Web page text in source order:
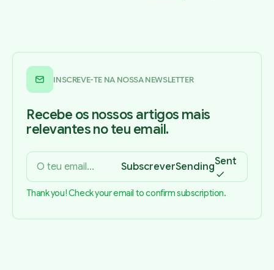
INSCREVE-TE NA NOSSA NEWSLETTER
Recebe os nossos artigos mais
relevantes no teu email.
SubscreverSendingSent
Thank you! Check your email to confirm subscription.